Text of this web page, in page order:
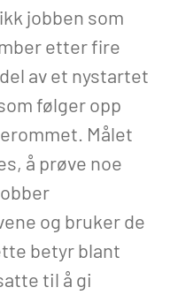
jobben som
etter fire
av et nystartet
følger opp
Målet
å prøve noe
og bruker de
betyr blant
til å gi